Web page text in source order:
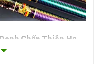
Chấn Thiên Hạ